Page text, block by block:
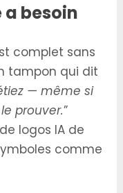
besoin
complet sans
tampon qui dit
— même si
prouver.”
logos IA de
comme